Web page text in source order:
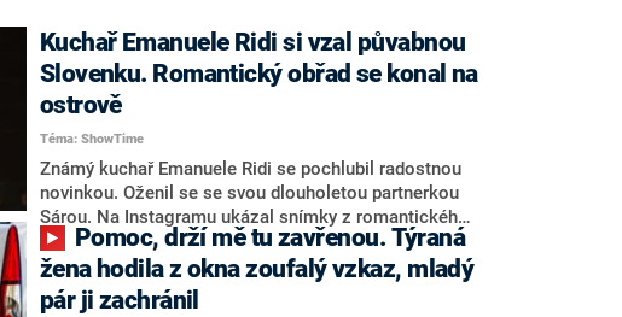
Kuchař Emanuele Ridi si vzal půvabnou
Slovenku. Romantický obřad se konal na
ostrově
Téma: ShowTime
Známý kuchař Emanuele Ridi se pochlubil radostnou
novinkou. Oženil se se svou dlouholetou partnerkou
Sárou. Na Instagramu ukázal snímky z romantického
obřadu, který se konal na italském ostrově Elba.
Novomanželé okamžitě obdrželi gratulace od
známých tváří českého showbyznysu.
žena hodila z okna zoufalý vzkaz, mladý
pár ji zachránil